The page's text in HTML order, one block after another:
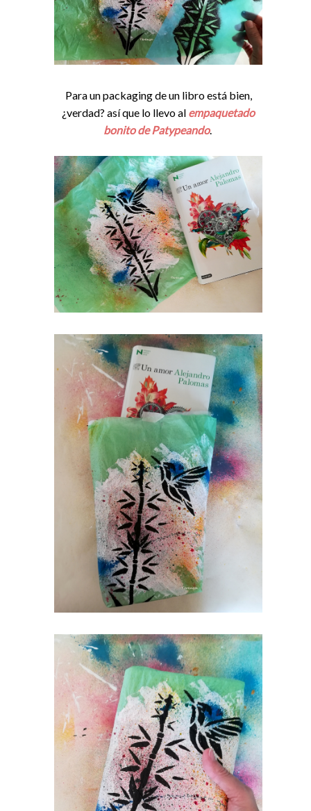
Para un packaging de un libro está bien,
¿verdad? así que lo llevo al empaquetado
bonito de Patypeando.